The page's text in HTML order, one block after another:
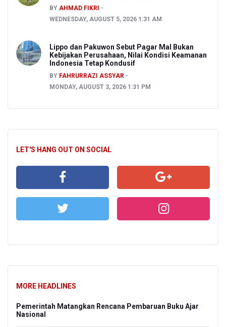
BY AHMAD FIKRI
WEDNESDAY, AUGUST 5, 2026 1:31 AM
Lippo dan Pakuwon Sebut Pagar Mal Bukan
Kebijakan Perusahaan, Nilai Kondisi Keamanan
Indonesia Tetap Kondusif
BY FAHRURRAZI ASSYAR
MONDAY, AUGUST 3, 2026 1:31 PM
LET'S HANG OUT ON SOCIAL
MORE HEADLINES
Pemerintah Matangkan Rencana Pembaruan Buku Ajar
Nasional